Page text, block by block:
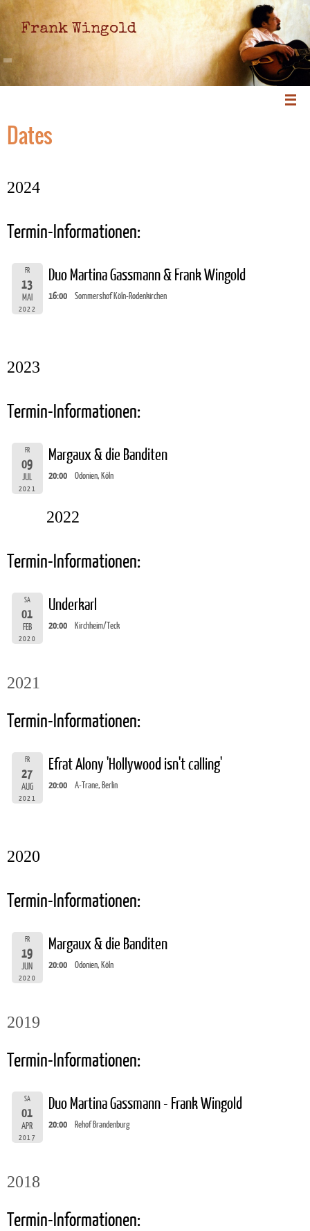
Frank Wingold
Dates
2024
Termin-Informationen:
FR
13
MAI
2022
Duo Martina Gassmann & Frank Wingold
16:00 Sommershof Köln-Rodenkirchen
2023
Termin-Informationen:
FR
09
JUL
2021
Margaux & die Banditen
20:00 Odonien, Köln
2022
Termin-Informationen:
SA
01
FEB
2020
Underkarl
20:00 Kirchheim/Teck
2021
Termin-Informationen:
FR
27
AUG
2021
Efrat Alony 'Hollywood isn't calling'
20:00 A-Trane, Berlin
2020
Termin-Informationen:
FR
19
JUN
2020
Margaux & die Banditen
20:00 Odonien, Köln
2019
Termin-Informationen:
SA
01
APR
2017
Duo Martina Gassmann - Frank Wingold
20:00 Rehof Brandenburg
2018
Termin-Informationen: